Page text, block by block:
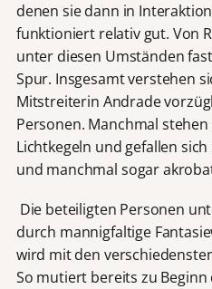
denen sie dann in
funktioniert relativ gut. Von
unter diesen Umständen
Spur. Insgesamt verstehen
Mitstreiterin Andrade
Personen. Manchmal
Lichtkegeln und gefallen
und manchmal sogar
Die beteiligten Personen
durch mannigfaltige
wird mit den
So mutiert bereits zu Beginn